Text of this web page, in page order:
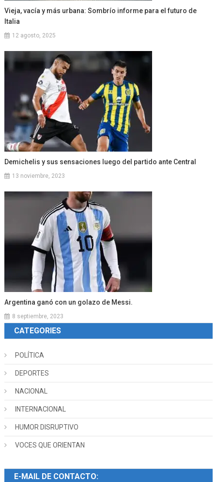
Vieja, vacía y más urbana: Sombrío informe para el futuro de
Italia
12 agosto, 2025
Demichelis y sus sensaciones luego del partido ante Central
13 noviembre, 2023
Argentina ganó con un golazo de Messi.
8 septiembre, 2023
CATEGORIES
POLÍTICA
DEPORTES
NACIONAL
INTERNACIONAL
HUMOR DISRUPTIVO
VOCES QUE ORIENTAN
E-MAIL DE CONTACTO: